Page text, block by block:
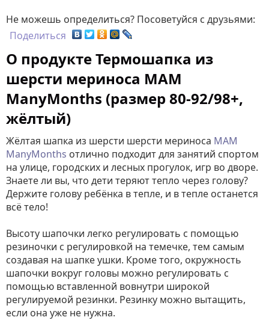
Не можешь определиться? Посоветуйся с друзьями:
Поделиться
О продукте Термошапка из
шерсти мериноса MAM
ManyMonths (размер 80-92/98+,
жёлтый)
Жёлтая шапка из шерсти шерсти мериноса MAM
ManyMonths отлично подходит для занятий спортом
на улице, городских и лесных прогулок, игр во дворе.
Знаете ли вы, что дети теряют тепло через голову?
Держите голову ребёнка в тепле, и в тепле останется
всё тело!
Высоту шапочки легко регулировать с помощью
резиночки с регулировкой на темечке, тем самым
создавая на шапке ушки. Кроме того, окружность
шапочки вокруг головы можно регулировать с
помощью вставленной вовнутри широкой
регулируемой резинки. Резинку можно вытащить,
если она уже не нужна.